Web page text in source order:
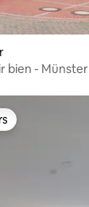
bien - Münster